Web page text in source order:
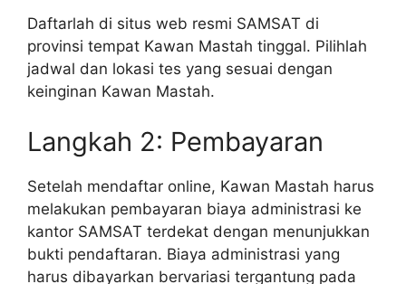
Daftarlah di situs web resmi SAMSAT di
provinsi tempat Kawan Mastah tinggal. Pilihlah
jadwal dan lokasi tes yang sesuai dengan
keinginan Kawan Mastah.
Langkah 2: Pembayaran
Setelah mendaftar online, Kawan Mastah harus
melakukan pembayaran biaya administrasi ke
kantor SAMSAT terdekat dengan menunjukkan
bukti pendaftaran. Biaya administrasi yang
harus dibayarkan bervariasi tergantung pada